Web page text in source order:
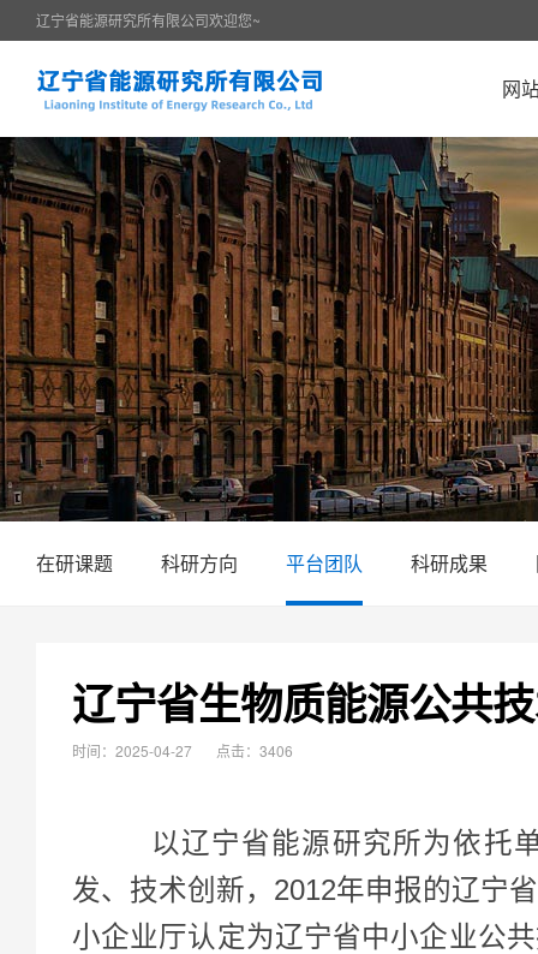
辽宁省能源研究所有限公司欢迎您~
网
在研课题 科研方向 平台团队 科研成果
辽宁省生物质能源公共
时间：2025-04-27 点击：3406
以辽宁省能源研究所为依托单
发、技术创新，2012年申报的辽宁
小企业厅认定为辽宁省中小企业公